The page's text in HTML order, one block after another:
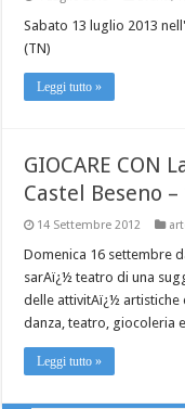
Sabato 13 luglio 2013
(TN)
Leggi tutto »
GIOCARE CON
Castel Beseno
14 Settembre 2012
Domenica 16 settembre
sarAï¿½ teatro di una
delle attivitAï¿½ artistiche
danza, teatro, giocoleria
Leggi tutto »